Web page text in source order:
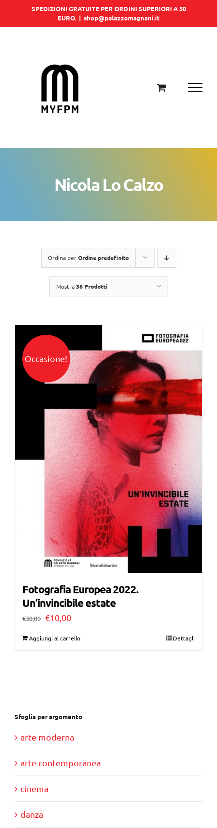
SPEDIZIONI GRATUITE PER ORDINI SUPERIORI A 50
EURO. | shop@palazzomagnani.it
Nicola Lo Calzo
Ordina perOrdine predefinito
Mostra36 Prodotti
Occasione!
Fotografia Europea 2022.
Un’invincibile estate
€30,00 Il
€10,00Il
Aggiungi al carrello Dettagli
Sfoglia per argomento
arte moderna
arte contemporanea
cinema
danza